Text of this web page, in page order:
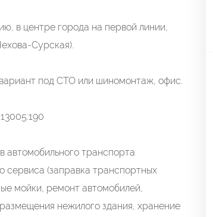
в центре города на первой линии,
Сурская).
под СТО или шиномонтаж, офис.
автомобильного транспорта
сервиса (заправка транспортных
мойки, ремонт автомобилей,
нежилого здания, хранение